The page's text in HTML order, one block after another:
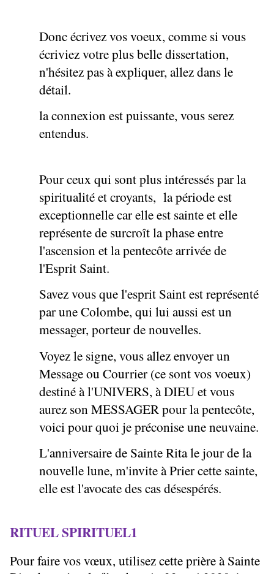
Donc écrivez vos voeux, comme si vous
écriviez votre plus belle dissertation,
n'hésitez pas à expliquer, allez dans le
détail.
la connexion est puissante, vous serez
entendus.
Pour ceux qui sont plus intéressés par la
spiritualité et croyants, la période est
exceptionnelle car elle est sainte et elle
représente de surcroît la phase entre
l'ascension et la pentecôte arrivée de
l'Esprit Saint.
Savez vous que l'esprit Saint est représenté
par une Colombe, qui lui aussi est un
messager, porteur de nouvelles.
Voyez le signe, vous allez envoyer un
Message ou Courrier (ce sont vos voeux)
destiné à l'UNIVERS, à DIEU et vous
aurez son MESSAGER pour la pentecôte,
voici pour quoi je préconise une neuvaine.
L'anniversaire de Sainte Rita le jour de la
nouvelle lune, m'invite à Prier cette sainte,
elle est l'avocate des cas désespérés.
RITUEL SPIRITUEL1
Pour faire vos vœux, utilisez cette prière à Sainte